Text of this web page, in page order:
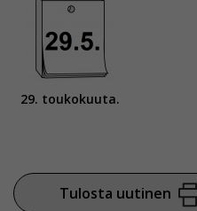
29. toukokuuta.
Tulosta uutinen